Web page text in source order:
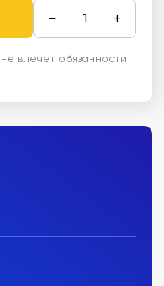
− +
влечет обязанности